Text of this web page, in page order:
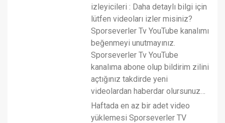
izleyicileri : Daha detaylı bilgi için
lütfen videoları izler misiniz?
Sporseverler Tv YouTube kanalımı
beğenmeyi unutmayınız.
Sporseverler Tv YouTube
kanalıma abone olup bildirim zilini
açtığınız takdirde yeni
videolardan haberdar olursunuz…
Haftada en az bir adet video
yüklemesi Sporseverler TV